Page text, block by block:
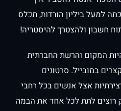
למעל ביליון הורדות, תכלס
חשבון ולהצטרך להיסטריה!
המקום והרשת החברתית
במובייל. סרטונים
אצל אנשים בכל רחבי
רוצים לתת לכל אחד את הבמה